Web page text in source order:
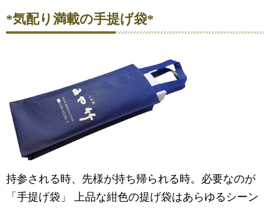
*気配り満載の手提げ袋*
持参される時、先様が持ち帰られる時。必要なのが
「手提げ袋」 上品な紺色の提げ袋はあらゆるシーン